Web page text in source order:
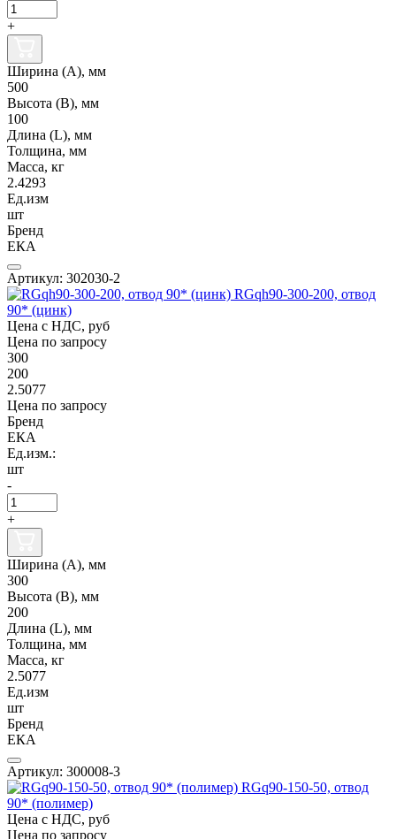
+
Ширина (А), мм
500
Высота (В), мм
100
Длина (L), мм
Толщина, мм
Масса, кг
2.4293
Ед.изм
шт
Бренд
ЕКА
Артикул: 302030-2
RGqh90-300-200, отвод
90* (цинк)
Цена с НДС, руб
Цена по запросу
300
200
2.5077
Цена по запросу
Бренд
ЕКА
Ед.изм.:
шт
-
+
Ширина (А), мм
300
Высота (В), мм
200
Длина (L), мм
Толщина, мм
Масса, кг
2.5077
Ед.изм
шт
Бренд
ЕКА
Артикул: 300008-3
RGq90-150-50, отвод
90* (полимер)
Цена с НДС, руб
Цена по запросу